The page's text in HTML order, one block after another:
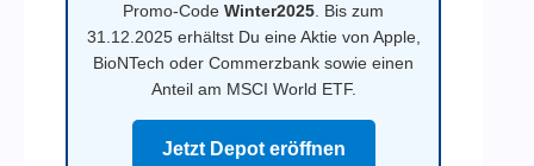
Promo-CodeWinter2025 . Bis zum
31.12.2025 erhältst Du eine Aktie von Apple,
BioNTech oder Commerzbank sowie einen
Anteil am MSCI World ETF.
Jetzt Depot eröffnen